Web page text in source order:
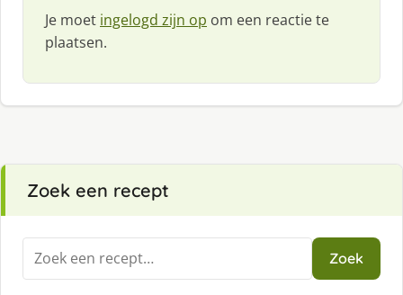
Je moet ingelogd zijn op om een reactie te
plaatsen.
Zoek een recept
Zoeken
naar:
Zoek